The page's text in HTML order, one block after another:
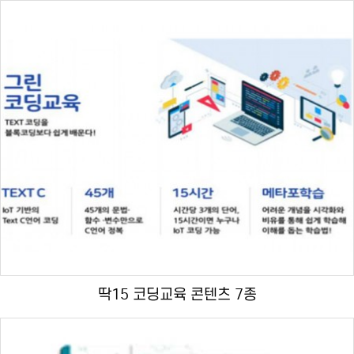
딱15 코딩교육 콘텐츠 7종